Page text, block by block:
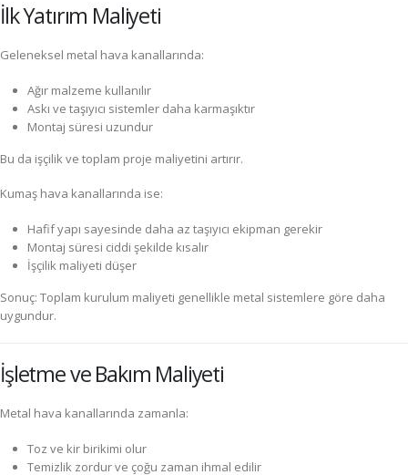
İlk Yatırım Maliyeti
Geleneksel metal hava kanallarında:
Ağır malzeme kullanılır
Askı ve taşıyıcı sistemler daha karmaşıktır
Montaj süresi uzundur
Bu da işçilik ve toplam proje maliyetini artırır.
Kumaş hava kanallarında ise:
Hafif yapı sayesinde daha az taşıyıcı ekipman gerekir
Montaj süresi ciddi şekilde kısalır
İşçilik maliyeti düşer
Sonuç: Toplam kurulum maliyeti genellikle metal sistemlere göre daha
uygundur.
İşletme ve Bakım Maliyeti
Metal hava kanallarında zamanla:
Toz ve kir birikimi olur
Temizlik zordur ve çoğu zaman ihmal edilir